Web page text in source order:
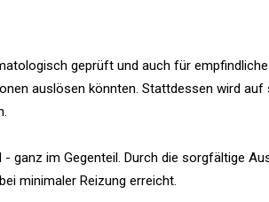
geprüft und auch für
auslösen könnten. Stattdessen wird auf
ganz im Gegenteil. Durch die sorgfältige
minimaler Reizung erreicht.